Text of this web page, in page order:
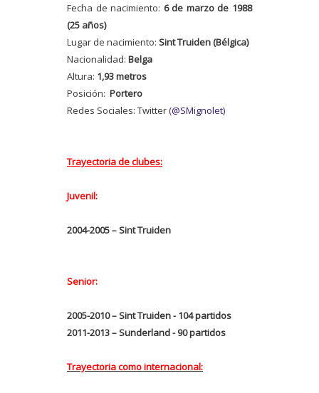
Fecha de nacimiento: 6 de marzo de 1988
(25 años)
Lugar de nacimiento: Sint Truiden (Bélgica)
Nacionalidad: Belga
Altura: 1,93 metros
Posición: Portero
Redes Sociales: Twitter(@SMignolet)
Trayectoria de clubes:
Juvenil:
2004-2005 – Sint Truiden
Senior:
2005-2010 – Sint Truiden - 104 partidos
2011-2013 – Sunderland - 90 partidos
Trayectoria como internacional: